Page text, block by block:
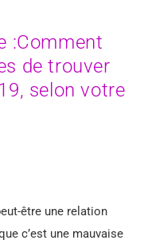
:Comment
de trouver
selon votre
être une relation
c’est une mauvaise